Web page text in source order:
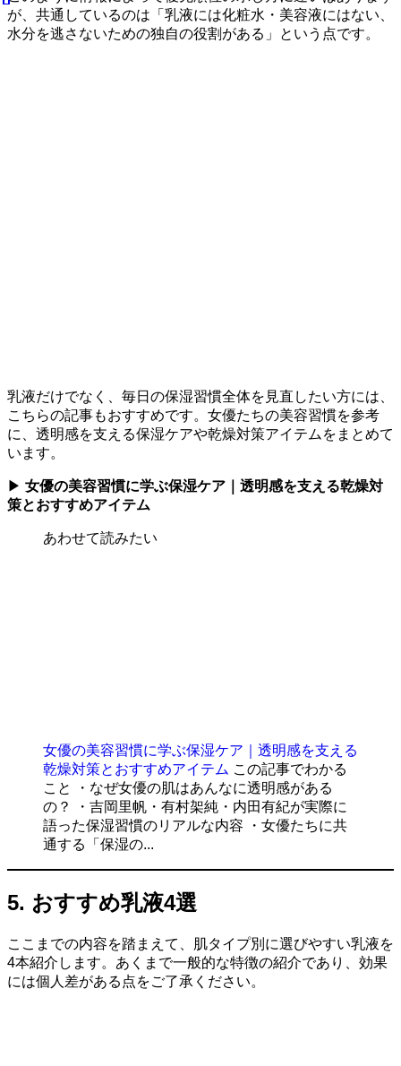
が、共通しているのは「乳液には化粧水・美容液にはない、
水分を逃さないための独自の役割がある」という点です。
乳液だけでなく、毎日の保湿習慣全体を見直したい方には、
こちらの記事もおすすめです。女優たちの美容習慣を参考
に、透明感を支える保湿ケアや乾燥対策アイテムをまとめて
います。
▶ 女優の美容習慣に学ぶ保湿ケア｜透明感を支える乾燥対
策とおすすめアイテム
あわせて読みたい
女優の美容習慣に学ぶ保湿ケア｜透明感を支える
乾燥対策とおすすめアイテム この記事でわかる
こと ・なぜ女優の肌はあんなに透明感がある
の？ ・吉岡里帆・有村架純・内田有紀が実際に
語った保湿習慣のリアルな内容 ・女優たちに共
通する「保湿の...
5. おすすめ乳液4選
ここまでの内容を踏まえて、肌タイプ別に選びやすい乳液を
4本紹介します。あくまで一般的な特徴の紹介であり、効果
には個人差がある点をご了承ください。